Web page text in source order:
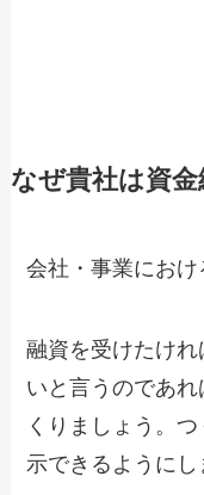
なぜ貴社は資
会社・事業におけ
融資を受けたけ
いと言うのであ
くりましょう。
示できるようにし